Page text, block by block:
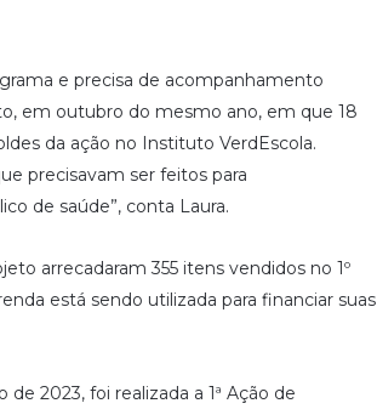
e precisa de acompanhamento
em outubro do mesmo ano, em que 18
da ação no Instituto VerdEscola.
precisavam ser feitos para
de saúde”, conta Laura.
arrecadaram 355 itens vendidos no 1º
está sendo utilizada para financiar suas
2023, foi realizada a 1ª Ação de